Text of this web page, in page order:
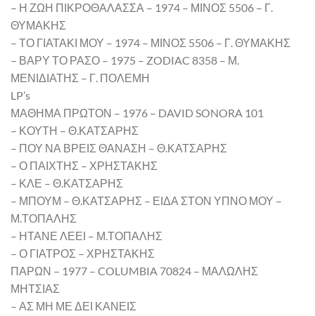
– Η ΖΩΗ ΠΙΚΡΟΘΑΛΑΣΣΑ – 1974 – ΜΙΝΟΣ 5506 – Γ.
ΘΥΜΑΚΗΣ
– ΤΟ ΓΙΑΤΑΚΙ ΜΟΥ – 1974 – ΜΙΝΟΣ 5506 – Γ. ΘΥΜΑΚΗΣ
– ΒΑΡΥ ΤΟ ΡΑΣΟ – 1975 – ZODIAC 8358 – Μ.
ΜΕΝΙΔΙΑΤΗΣ – Γ. ΠΟΛΕΜΗ
LP’s
ΜΑΘΗΜΑ ΠΡΩΤΟΝ – 1976 – DAVID SONORA 101
– ΚΟΥΤΗ – Θ.ΚΑΤΣΑΡΗΣ
– ΠΟΥ ΝΑ ΒΡΕΙΣ ΘΑΝΑΣΗ – Θ.ΚΑΤΣΑΡΗΣ
– Ο ΠΑΙΧΤΗΣ – ΧΡΗΣΤΑΚΗΣ
– ΚΛΕ – Θ.ΚΑΤΣΑΡΗΣ
– ΜΠΟΥΜ – Θ.ΚΑΤΣΑΡΗΣ – ΕΙΔΑ ΣΤΟΝ ΥΠΝΟ ΜΟΥ –
Μ.ΤΟΠΑΛΗΣ
– ΗΤΑΝΕ ΛΕΕΙ – Μ.ΤΟΠΑΛΗΣ
– Ο ΓΙΑΤΡΟΣ – ΧΡΗΣΤΑΚΗΣ
ΠΑΡΩΝ – 1977 – COLUMBIA 70824 – ΜΑΛΩΛΗΣ
ΜΗΤΣΙΑΣ
– ΑΣ ΜΗ ΜΕ ΔΕΙ ΚΑΝΕΙΣ